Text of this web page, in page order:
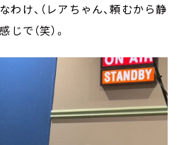
け、（レアちゃん、頼むから静
で（笑）。